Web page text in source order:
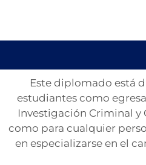
Este diplomado está
estudiantes como
Investigación Criminal y
como para cualquier
en especializarse en el